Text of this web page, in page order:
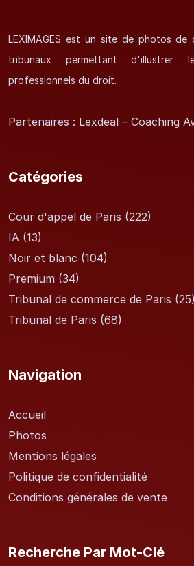
LEXIMAGES est un site de photos
tribunaux permettant
professionnels du droit.
Partenaires : Lexdeal – Coaching
Catégories
Cour d'appel de Paris (222)
IA (13)
Noir et blanc (104)
Premium (34)
Tribunal de commerce de Paris (25)
Tribunal de Paris (68)
Navigation
Accueil
Photos
Mentions légales
Politique de confidentialité
Conditions générales de vente
Recherche Par Mot-Clé